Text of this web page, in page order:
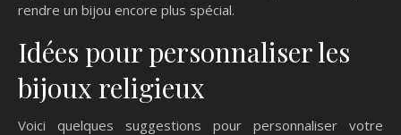
rendre un bijou encore plus spécial.
Idées pour personnaliser les
bijoux religieux
Voici quelques suggestions pour personnaliser votre